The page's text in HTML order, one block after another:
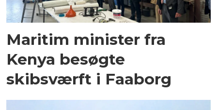
Maritim minister fra
Kenya besøgte
skibsværft i Faaborg